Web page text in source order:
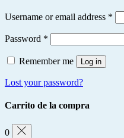
Username or email address *
Password *
Remember me Log in
Lost your password?
Carrito de la compra
0